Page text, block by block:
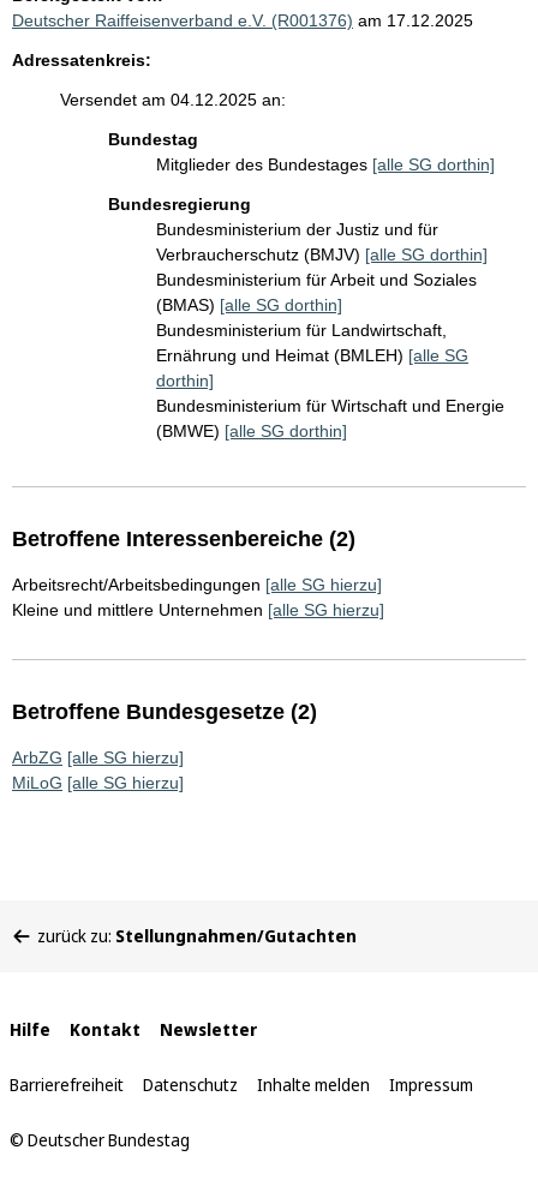
Deutscher Raiffeisenverband e.V. (R001376) am 17.12.2025
Adressatenkreis:
Versendet am 04.12.2025 an:
Bundestag
Mitglieder des Bundestages [alle SG dorthin]
Bundesregierung
Bundesministerium der Justiz und für
Verbraucherschutz (BMJV) [alle SG dorthin]
Bundesministerium für Arbeit und Soziales
(BMAS) [alle SG dorthin]
Bundesministerium für Landwirtschaft,
Ernährung und Heimat (BMLEH) [alle SG
dorthin]
Bundesministerium für Wirtschaft und Energie
(BMWE) [alle SG dorthin]
Betroffene Interessenbereiche (2)
Arbeitsrecht/Arbeitsbedingungen [alle SG hierzu]
Kleine und mittlere Unternehmen [alle SG hierzu]
Betroffene Bundesgesetze (2)
ArbZG [alle SG hierzu]
MiLoG [alle SG hierzu]
befinden
zurück zu: Stellungnahmen/Gutachten
Interne
Links
Hilfe Kontakt Newsletter
Barrierefreiheit Datenschutz Inhalte melden Impressum
© Deutscher Bundestag